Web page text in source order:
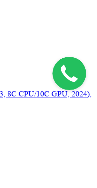
8C CPU/10C GPU, 2024),